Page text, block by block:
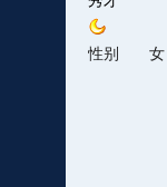
性别 女